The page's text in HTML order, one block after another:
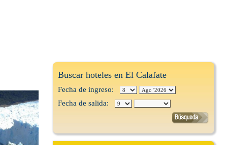
Buscar hoteles en El Calafate
Fecha de ingreso:
Fecha de salida: